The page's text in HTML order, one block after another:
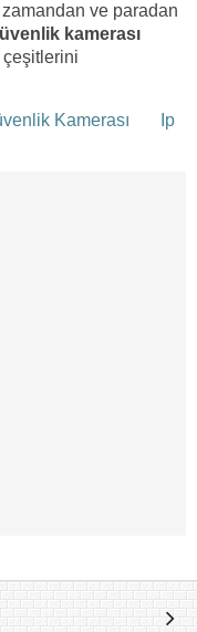
ve paradan
kamerası
çeşitlerini
Kamerası
Ip